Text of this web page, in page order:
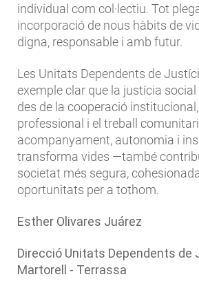
individual com col·lectiu. Tot
incorporació de nous hàbits de
digna, responsable i amb futur.
Les Unitats Dependents de
exemple clar que la justícia
des de la cooperació
professional i el treball
acompanyament, autonomia i
transforma vides —també
societat més segura,
oportunitats per a tothom.
Esther Olivares Juárez
Direcció Unitats Dependents de
Martorell - Terrassa